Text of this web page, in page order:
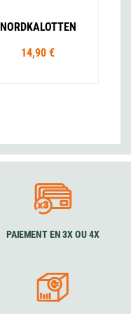
NORDKALOTTEN
14,90 €
PAIEMENT EN 3X OU 4X